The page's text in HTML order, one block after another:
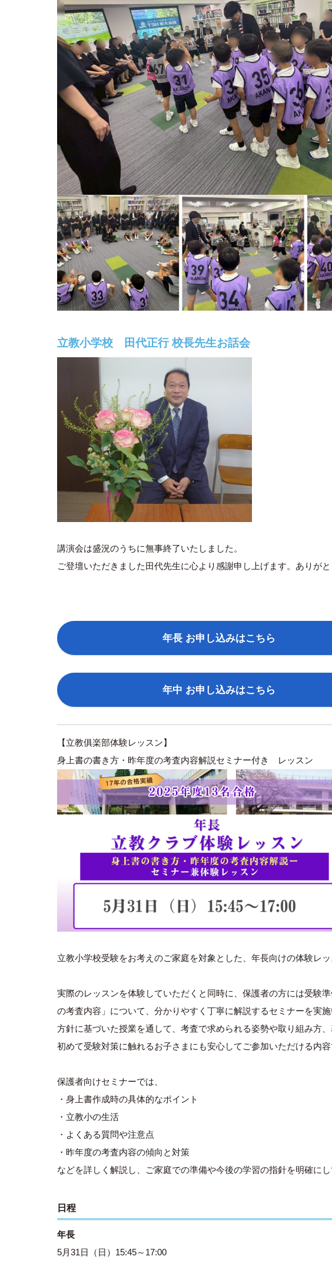
立教小学校 田代正行 校長先生お話会
講演会は盛況のうちに無事終了いたしました。
ご登壇いただきました田代先生に心より感謝申し上げます。ありがと
年長 お申し込みはこちら
年中 お申し込みはこちら
【立教俱楽部体験レッスン】
身上書の書き方・昨年度の考査内容解説セミナー付き レッスン
立教小学校受験をお考えのご家庭を対象とした、年長向けの体験レッ
実際のレッスンを体験していただくと同時に、保護者の方には受験
の考査内容」について、分かりやすく丁寧に解説するセミナーを実
方針に基づいた授業を通して、考査で求められる姿勢や取り組み方
初めて受験対策に触れるお子さまにも安心してご参加いただける内容
保護者向けセミナーでは、
・身上書作成時の具体的なポイント
・立教小の生活
・よくある質問や注意点
・昨年度の考査内容の傾向と対策
などを詳しく解説し、ご家庭での準備や今後の学習の指針を明確にし
日程
年長
5月31日（日）15:45～17:00